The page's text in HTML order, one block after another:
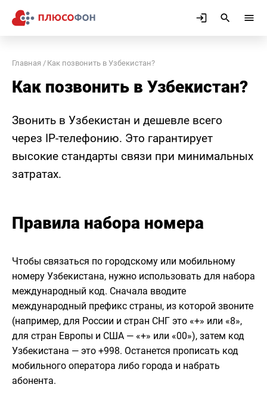
Главная Как позвонить в Узбекистан?
Как позвонить в Узбекистан?
Звонить в Узбекистан и дешевле всего
через IP-телефонию. Это гарантирует
высокие стандарты связи при минимальных
затратах.
Правила набора номера
Чтобы связаться по городскому или мобильному
номеру Узбекистана, нужно использовать для набора
международный код. Сначала вводите
международный префикс страны, из которой звоните
(например, для России и стран СНГ это «+» или «8»,
для стран Европы и США — «+» или «00»), затем код
Узбекистана — это +998. Останется прописать код
мобильного оператора либо города и набрать
абонента.